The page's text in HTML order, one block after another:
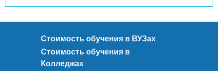
Стоимость обучения в ВУЗах
Стоимость обучения в
Колледжах